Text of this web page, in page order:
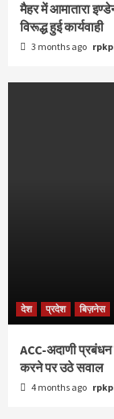
मैहर में आमातारा
विरूद्ध हुई कार्यवाही
3 months ago
देश प्रदेश बिज़नेस
ACC-अदाणी
करने पर उठे सवाल
4 months ago